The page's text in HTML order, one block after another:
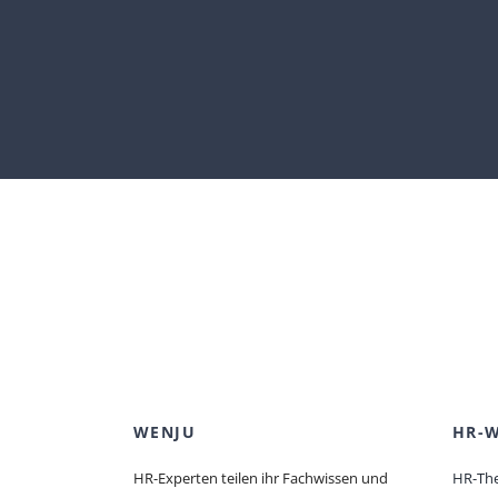
WENJU
HR-Experten teilen ihr Fachwissen und
HR-
HR-